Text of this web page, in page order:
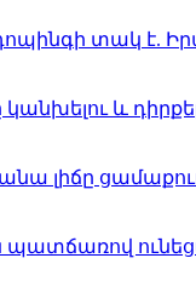
տակ է.
և
լիճը
պատճառով